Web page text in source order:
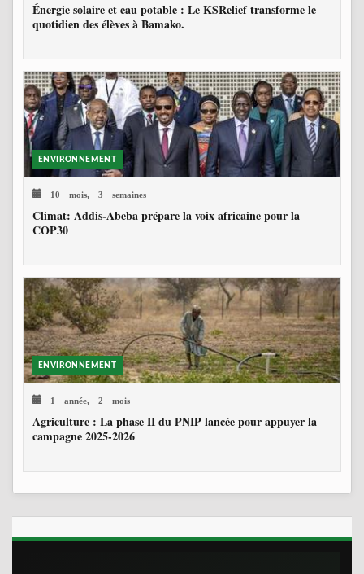
Énergie solaire et eau potable : Le KSRelief transforme le
quotidien des élèves à Bamako.
ENVIRONNEMENT
10 mois, 3 semaines
Climat: Addis-Abeba prépare la voix africaine pour la
COP30
ENVIRONNEMENT
1 année, 2 mois
Agriculture : La phase II du PNIP lancée pour appuyer la
campagne 2025-2026